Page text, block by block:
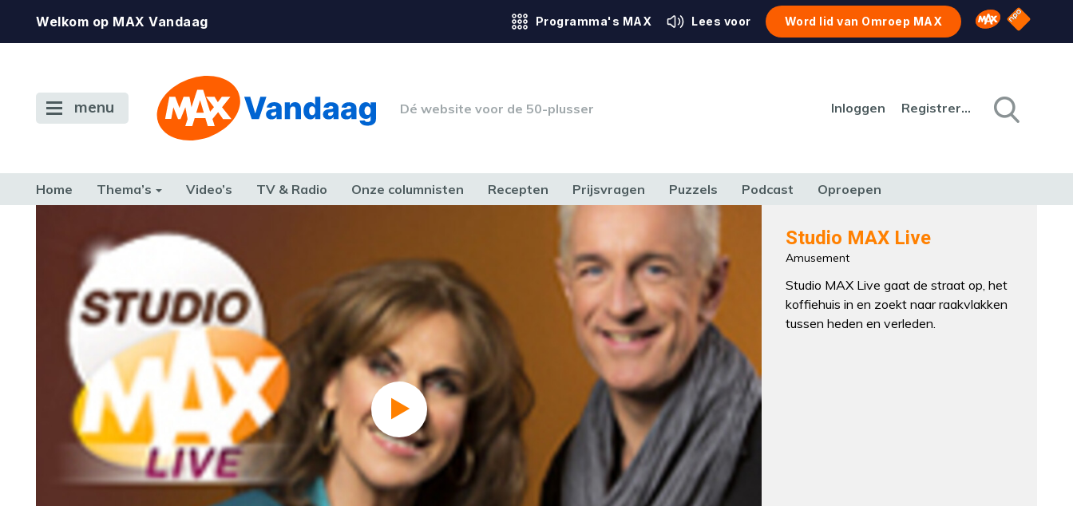
Welkom op MAX Vandaag Programma's MAX Lees voor Word lid van Omroep MAX Omroep MAX
NPO
menu Dé website voor de 50-plusser Inloggen Registreren
Home Thema’s Video’s TV & Radio Onze columnisten Recepten Prijsvragen Puzzels Podcast Oproepen
TERUG NAAR TOEN Studio MAX Live
Amusement
Studio MAX Live gaat de straat op, het
koffiehuis in en zoekt naar raakvlakken
tussen heden en verleden.